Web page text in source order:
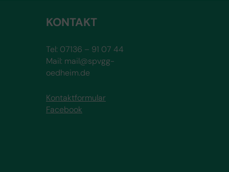
KONTAKT
Tel: 07136 – 91 07 44
Mail: mail@spvgg-
oedheim.de
Kontaktformular
Facebook